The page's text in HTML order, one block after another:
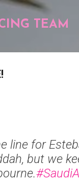
TEAM
line for
but we